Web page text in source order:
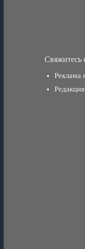
Свяжитесь
Реклама
Редакция